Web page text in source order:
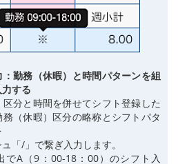
：勤務（休暇）と時間パターンを組
する
分と時間を併せてシフト登録した
（休暇）区分の略称とシフトパタ
「/」で繋ぎ入力します。
でA（9：00-18：00）のシフト入